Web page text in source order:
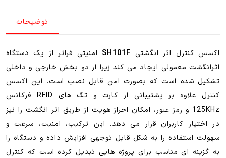
توضیحات
اکسس کنترل اثر انگشتی SH101F امنیتی فراتر از یک دستگاه
اثرانگشت معمولی ایجاد می کند زیرا از دو بخش خارجی و داخلی
تشکیل شده است که بصورت امن قابل نصب است. این اکسس
کنترل علاوه بر پشتیبانی از کارت و تگ های RFID فرکانس
125KHz و رمز عبور، امکان احراز هویت از طریق اثر انگشت را نیز
در اختیار کاربران قرار می دهد. این ترکیب، امنیت، سرعت و
سهولت استفاده را به شکل قابل توجهی افزایش داده و دستگاه را
به گزینه ای مناسب برای پروژه هایی تبدیل کرده است که کنترل